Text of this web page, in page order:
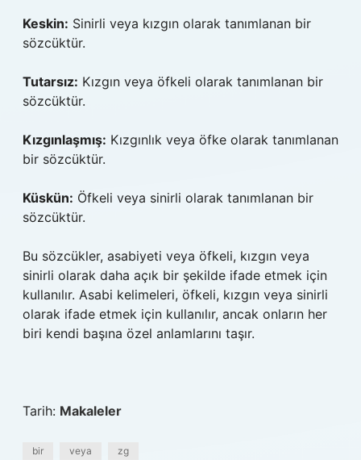
Keskin: Sinirli veya kızgın olarak tanımlanan bir
sözcüktür.
Tutarsız: Kızgın veya öfkeli olarak tanımlanan bir
sözcüktür.
Kızgınlaşmış: Kızgınlık veya öfke olarak tanımlanan
bir sözcüktür.
Küskün: Öfkeli veya sinirli olarak tanımlanan bir
sözcüktür.
Bu sözcükler, asabiyeti veya öfkeli, kızgın veya
sinirli olarak daha açık bir şekilde ifade etmek için
kullanılır. Asabi kelimeleri, öfkeli, kızgın veya sinirli
olarak ifade etmek için kullanılır, ancak onların her
biri kendi başına özel anlamlarını taşır.
Tarih: Makaleler
bir veya zg